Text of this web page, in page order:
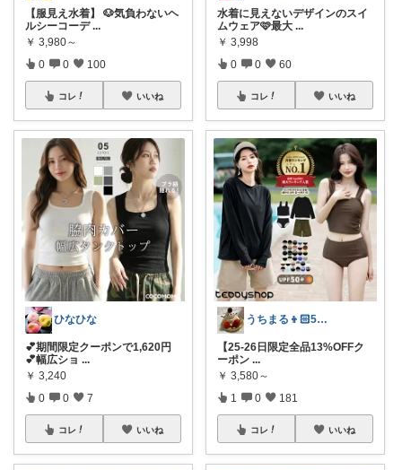
【服見え水着】 🐶気負わないヘ
ルシーコーデ ...
￥ 3,980～
0 0 100
コレ いいね
ひなひな
💕期間限定クーポンで1,620円
💕幅広ショ ...
￥ 3,240
0 0 7
コレ いいね
水着に見えないデザインのスイ
ムウェア🩷最大 ...
￥ 3,998
0 0 60
コレ いいね
うちまる👦🏻5歳ママ♡
【25-26日限定全品13%OFFク
ーポン ...
￥ 3,580～
1 0 181
コレ いいね